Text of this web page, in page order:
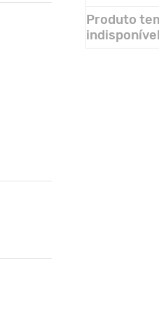
Produto
indisponível